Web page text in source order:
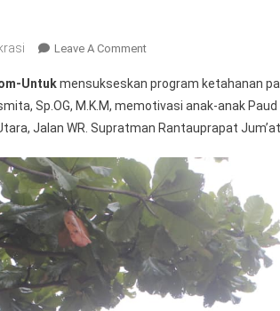
Leave A CommentOn
Ketahanan
Pangan,
Bunda
Labuhanbatu
Memotivasi
Anak-
Anak
Menanam
Sejak
Dini
Untukmensukseskan program ketahanan
Sp.OG, M.K.M, memotivasi anak-anak
Jalan WR. Supratman Rantauprapat